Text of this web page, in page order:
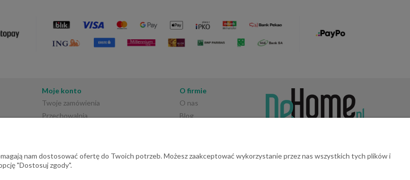
Moje konto
Twoje zamówienia
Przechowalnia
O firmie
O nas
Blog
Konto bankowe
nam dostosować ofertę do Twoich potrzeb. Możesz zaakceptować wykorzystanie przez nas wszystkich tych plików i
"Dostosuj zgody".